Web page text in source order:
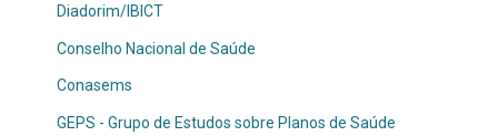
Diadorim/IBICT
Conselho Nacional de Saúde
Conasems
GEPS - Grupo de Estudos sobre Planos de Saúde